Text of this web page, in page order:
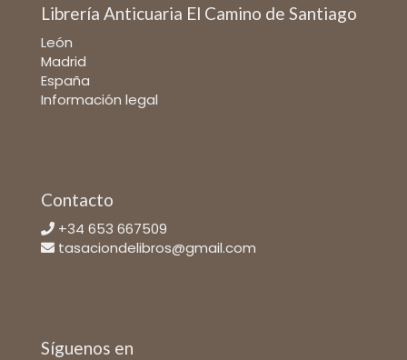
Librería Anticuaria El Camino de Santiago
León
Madrid
España
Información legal
Contacto
+34 653 667509
tasaciondelibros@gmail.com
Síguenos en